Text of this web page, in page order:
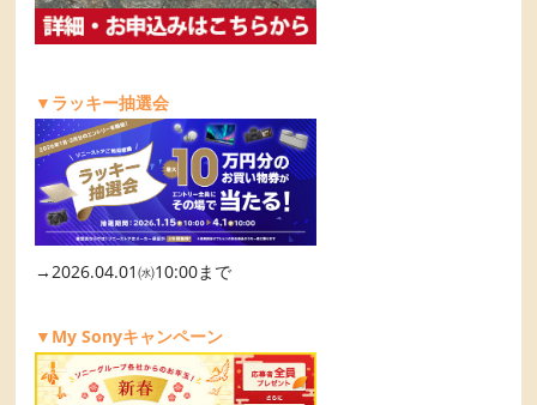
▼ラッキー抽選会
→2026.04.01㈬10:00まで
▼My Sonyキャンペーン